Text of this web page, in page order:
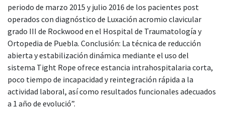
periodo de marzo 2015 y julio 2016 de los pacientes post
operados con diagnóstico de Luxación acromio clavicular
grado III de Rockwood en el Hospital de Traumatología y
Ortopedia de Puebla. Conclusión: La técnica de reducción
abierta y estabilización dinámica mediante el uso del
sistema Tight Rope ofrece estancia intrahospitalaria corta,
poco tiempo de incapacidad y reintegración rápida a la
actividad laboral, así como resultados funcionales adecuados
a 1 año de evolució”.